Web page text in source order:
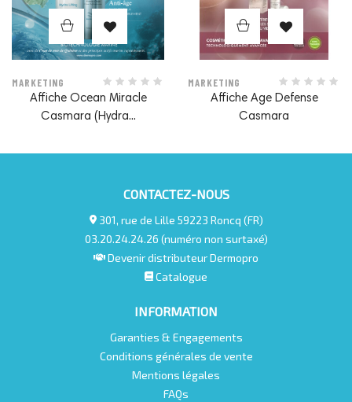
MARKETING
Affiche Ocean Miracle
Casmara (Hydra...
MARKETING
Affiche Age Defense
Casmara
CONTACTEZ-NOUS
301, rue de Lille 59223 Roncq (FR)
03.20.24.24.26 (numéro non surtaxé)
Devenir distributeur Dermopro
Catalogue
INFORMATION
Garanties & Engagements
Conditions générales de vente
Mentions légales
FAQs